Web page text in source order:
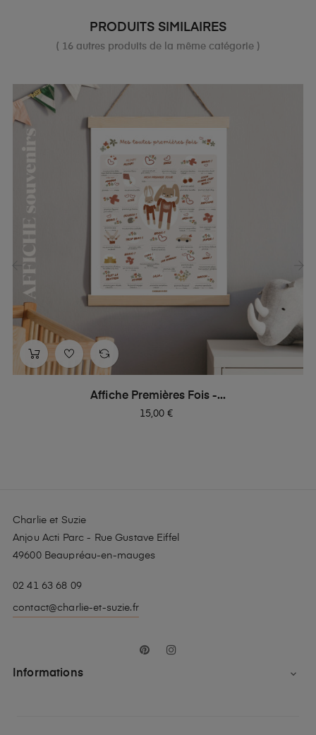
PRODUITS SIMILAIRES
( 16 autres produits de la même catégorie )
Affiche Premières Fois -...
Prix
15,00 €
Charlie et Suzie
Anjou Acti Parc - Rue Gustave Eiffel
49600 Beaupréau-en-mauges
02 41 63 68 09
contact@charlie-et-suzie.fr
Pinterest
Informations 